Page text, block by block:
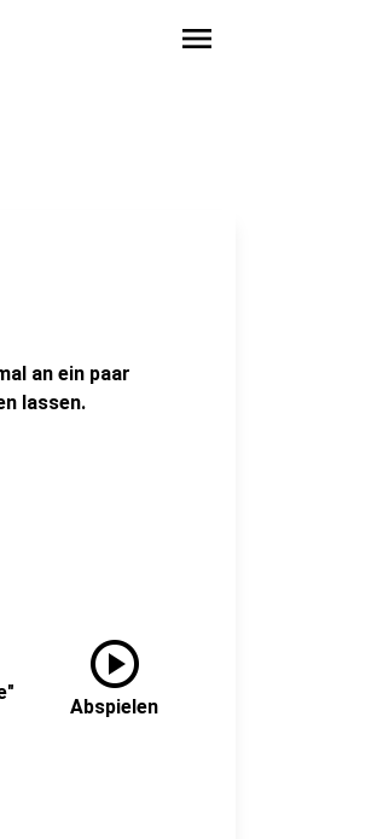
menu
an ein paar
lassen.
play_circle
Abspielen